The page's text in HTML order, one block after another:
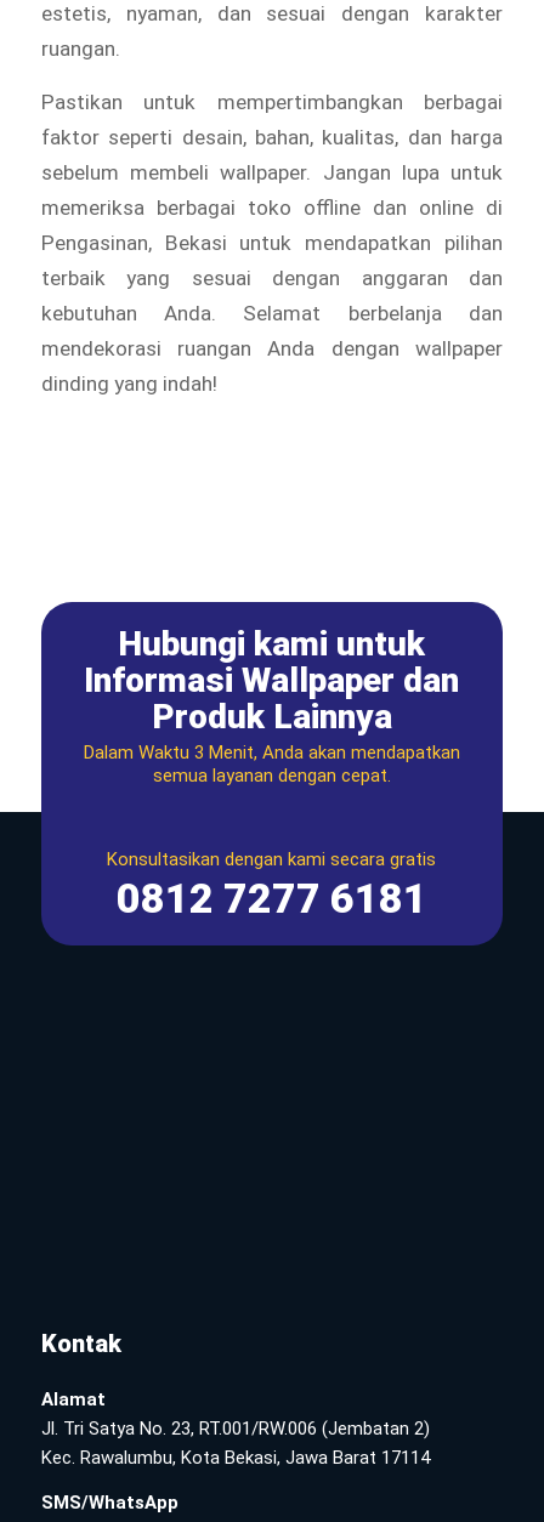
estetis, nyaman, dan sesuai dengan karakter
ruangan.
Pastikan untuk mempertimbangkan berbagai
faktor seperti desain, bahan, kualitas, dan harga
sebelum membeli wallpaper. Jangan lupa untuk
memeriksa berbagai toko offline dan online di
Pengasinan, Bekasi untuk mendapatkan pilihan
terbaik yang sesuai dengan anggaran dan
kebutuhan Anda. Selamat berbelanja dan
mendekorasi ruangan Anda dengan wallpaper
dinding yang indah!
Hubungi kami untuk
Informasi Wallpaper dan
Produk Lainnya
Dalam Waktu 3 Menit, Anda akan mendapatkan
semua layanan dengan cepat.
Konsultasikan dengan kami secara gratis
0812 7277 6181
Kontak
Alamat
Jl. Tri Satya No. 23, RT.001/RW.006 (Jembatan 2)
Kec. Rawalumbu, Kota Bekasi, Jawa Barat 17114
SMS/WhatsApp